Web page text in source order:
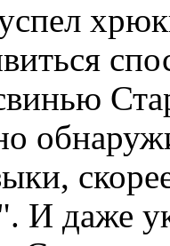
И даже